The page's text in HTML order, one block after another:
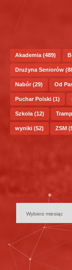
Akademia (489)
Drużyna Seniorów
Nabór (29) Od
Puchar Polski (1)
Szkoła (12)
wyniki (52) ZSM